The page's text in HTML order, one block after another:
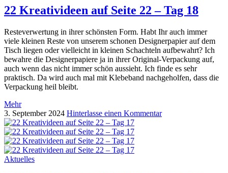
22 Kreativideen auf Seite 22 – Tag 18
Resteverwertung in ihrer schönsten Form. Habt Ihr auch immer
viele kleinen Reste von unserem schonen Designerpapier auf dem
Tisch liegen oder vielleicht in kleinen Schachteln aufbewahrt? Ich
bewahre die Designerpapiere ja in ihrer Original-Verpackung auf,
auch wenn das nicht immer schön aussieht. Ich finde es sehr
praktisch. Da wird auch mal mit Klebeband nachgeholfen, dass die
Verpackung heil bleibt.
Mehr
3. September 2024 Hinterlasse einen Kommentar
Aktuelles